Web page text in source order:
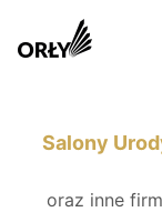
Salony
oraz inne